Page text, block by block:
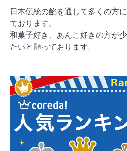
日本伝統の餡を通して多くの方
ております。
和菓子好き、あんこ好きの方が
たいと願っております。